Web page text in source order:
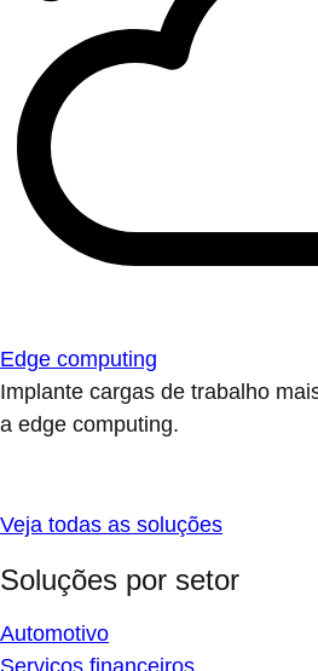
Edge computing
Implante cargas de trabalho
a edge computing.
Veja todas as soluções
Soluções por setor
Automotivo
Serviços financeiros